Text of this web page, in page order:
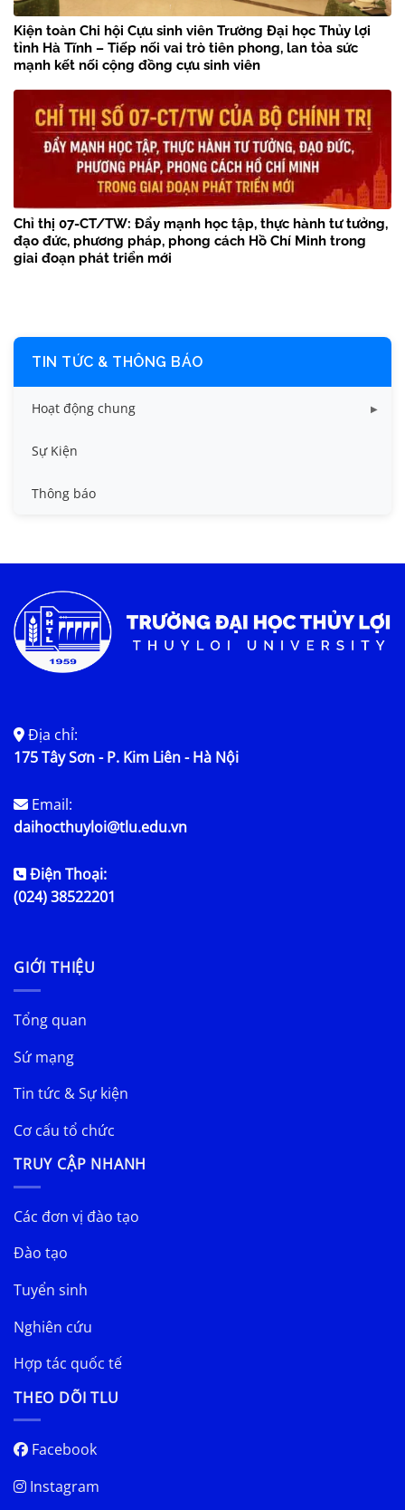
Kiện toàn Chi hội Cựu sinh viên Trường Đại học Thủy lợi
tỉnh Hà Tĩnh – Tiếp nối vai trò tiên phong, lan tỏa sức
mạnh kết nối cộng đồng cựu sinh viên
Chỉ thị 07-CT/TW: Đẩy mạnh học tập, thực hành tư tưởng,
đạo đức, phương pháp, phong cách Hồ Chí Minh trong
giai đoạn phát triển mới
TIN TỨC & THÔNG BÁO
Hoạt động chung
Tin công tác sinh viên
Tin đào tạo
Tin tức chung
Sự Kiện
Thông báo
Địa chỉ:
175 Tây Sơn - P. Kim Liên - Hà Nội
Email:
daihocthuyloi@tlu.edu.vn
Điện Thoại:
(024) 38522201
GIỚI THIỆU
Tổng quan
Sứ mạng
Tin tức & Sự kiện
Cơ cấu tổ chức
TRUY CẬP NHANH
Các đơn vị đào tạo
Đào tạo
Tuyển sinh
Nghiên cứu
Hợp tác quốc tế
THEO DÕI TLU
Facebook
Instagram